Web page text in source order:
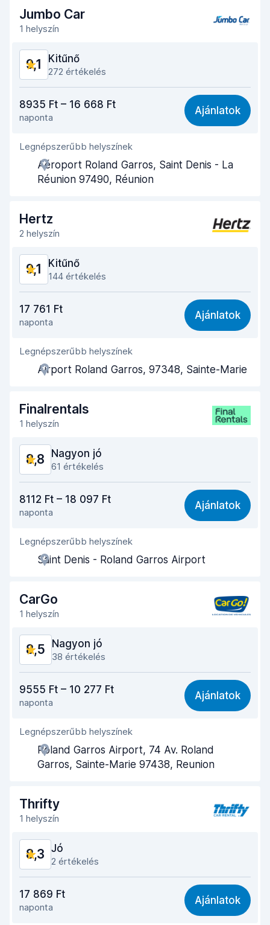
Az autó tisztasága 9,4
Autó állapota
Jumbo Car
1 helyszín
9,1 Kitűnő
272 értékelés
8,9
Könnyű megtalálás 9,1
Ügynöki segítőkészség
Az autó átvételéhez szükséges idő
Az autó tisztasága 9,3
Autó állapota
8935 Ft – 16 668 Ft
naponta
Ajánlatok
Legnépszerűbb helyszínek
Aéroport Roland Garros, Saint Denis - La
Réunion 97490, Réunion
Hertz
2 helyszín
9,1 Kitűnő
144 értékelés
8,6
Könnyű megtalálás 9,3
Ügynöki segítőkészség
Az autó átvételéhez szükséges idő
Az autó leadásához szükséges idő 9,3
Az autó tisztasága
Autó állapota
17 761 Ft
naponta
Ajánlatok
Legnépszerűbb helyszínek
Airport Roland Garros, 97348, Sainte-Marie
Finalrentals
1 helyszín
8,8 Nagyon jó
61 értékelés
8,6
Könnyű megtalálás 8,5
Ügynöki segítőkészség
Az autó átvételéhez szükséges idő
Az autó leadásához szükséges idő 9,3
Az autó tisztasága
Autó állapota
8112 Ft – 18 097 Ft
naponta
Ajánlatok
Legnépszerűbb helyszínek
Saint Denis - Roland Garros Airport
CarGo
1 helyszín
8,5 Nagyon jó
38 értékelés
8,6
Könnyű megtalálás 8,8
Ügynöki segítőkészség
Az autó átvételéhez szükséges idő
Az autó tisztasága 8,4
Autó állapota
9555 Ft – 10 277 Ft
naponta
Ajánlatok
Legnépszerűbb helyszínek
Roland Garros Airport, 74 Av. Roland
Garros, Sainte-Marie 97438, Reunion
Thrifty
1 helyszín
8,3 Jó
2 értékelés
8,2
Könnyű megtalálás 8,2
17 869 Ft
naponta
Ajánlatok